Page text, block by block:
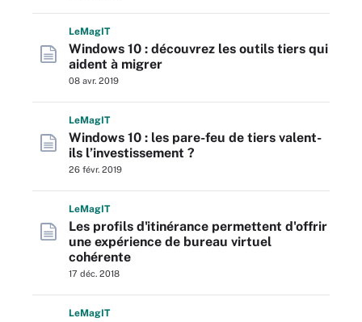
LeMagIT
Windows 10 : découvrez les outils tiers qui
aident à migrer
08 avr. 2019
LeMagIT
Windows 10 : les pare-feu de tiers valent-
ils l’investissement ?
26 févr. 2019
LeMagIT
Les profils d'itinérance permettent d'offrir
une expérience de bureau virtuel
cohérente
17 déc. 2018
LeMagIT